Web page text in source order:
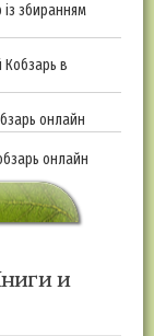
збиранням
Кобзарь в
онлайн
онлайн
и